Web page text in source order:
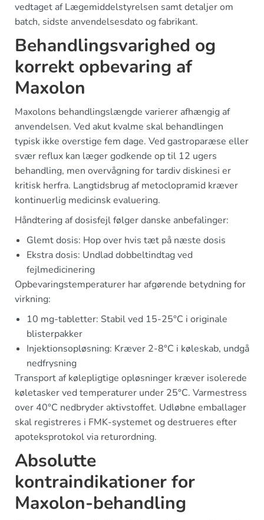
vedtaget af Lægemiddelstyrelsen samt detaljer om
batch, sidste anvendelsesdato og fabrikant.
Behandlingsvarighed og
korrekt opbevaring af
Maxolon
Maxolons behandlingslængde varierer afhængig af
anvendelsen. Ved akut kvalme skal behandlingen
typisk ikke overstige fem dage. Ved gastroparæse eller
svær reflux kan læger godkende op til 12 ugers
behandling, men overvågning for tardiv diskinesi er
kritisk herfra. Langtidsbrug af metoclopramid kræver
kontinuerlig medicinsk evaluering.
Håndtering af dosisfejl følger danske anbefalinger:
Glemt dosis: Hop over hvis tæt på næste dosis
Ekstra dosis: Undlad dobbeltindtag ved
fejlmedicinering
Opbevaringstemperaturer har afgørende betydning for
virkning:
10 mg-tabletter: Stabil ved 15-25°C i originale
blisterpakker
Injektionsopløsning: Kræver 2-8°C i køleskab, undgå
nedfrysning
Transport af kølepligtige opløsninger kræver isolerede
køletasker ved temperaturer under 25°C. Varmestress
over 40°C nedbryder aktivstoffet. Udløbne emballager
skal registreres i FMK-systemet og destrueres efter
apoteksprotokol via returordning.
Absolutte
kontraindikationer for
Maxolon-behandling